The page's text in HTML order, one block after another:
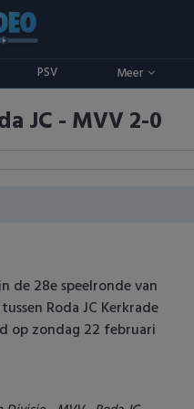
PSV Meer
JC - MVV 2-0
de 28e speelronde van
Roda JC Kerkrade
op zondag 22 februari